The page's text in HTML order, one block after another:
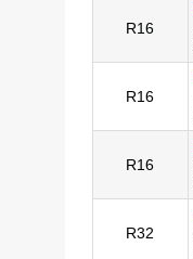
R16
R16
R16
R32